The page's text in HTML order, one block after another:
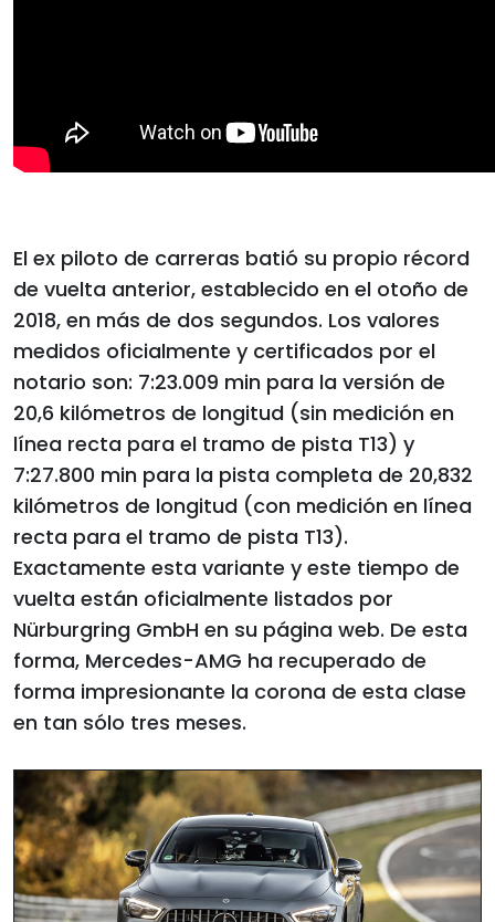
El ex piloto de carreras batió su propio récord
de vuelta anterior, establecido en el otoño de
2018, en más de dos segundos. Los valores
medidos oficialmente y certificados por el
notario son: 7:23.009 min para la versión de
20,6 kilómetros de longitud (sin medición en
línea recta para el tramo de pista T13) y
7:27.800 min para la pista completa de 20,832
kilómetros de longitud (con medición en línea
recta para el tramo de pista T13).
Exactamente esta variante y este tiempo de
vuelta están oficialmente listados por
Nürburgring GmbH en su página web. De esta
forma, Mercedes-AMG ha recuperado de
forma impresionante la corona de esta clase
en tan sólo tres meses.